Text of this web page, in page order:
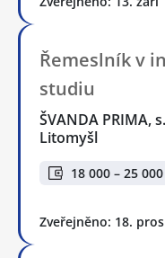
Řemeslník v
studiu
ŠVANDA PRIMA,
Litomyšl
18 000 – 25
Zveřejněno: 18.